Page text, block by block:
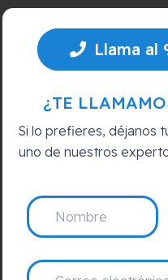
Llama al
¿TE
Si lo prefieres, déjanos
uno de nuestros